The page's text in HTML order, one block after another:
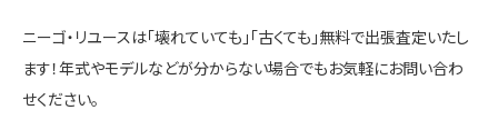
ニーゴ・リユースは「壊れていても」「古くても」無料で出張査定いたし
ます！年式やモデルなどが分からない場合でもお気軽にお問い合わ
せください。